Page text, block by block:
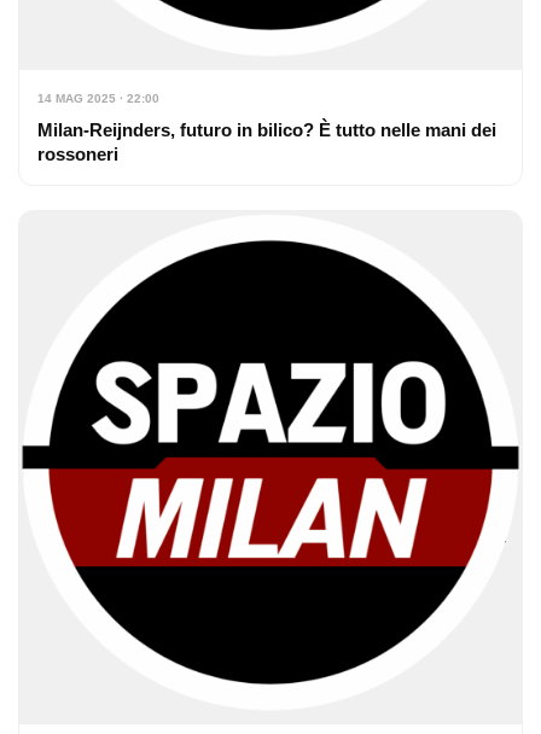
14 MAG 2025 · 22:00
Milan-Reijnders, futuro in bilico? È tutto nelle mani dei
rossoneri